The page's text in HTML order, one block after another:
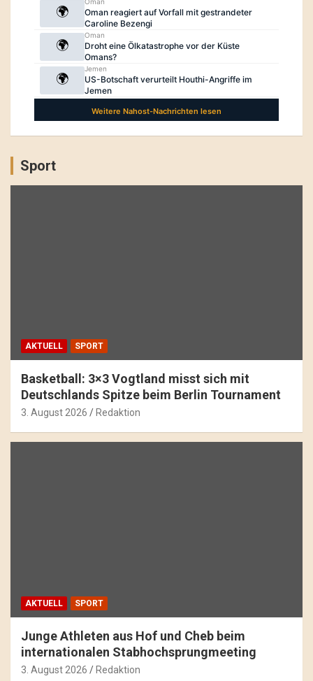
Sport
AKTUELL SPORT
Basketball: 3×3 Vogtland misst sich mit
Deutschlands Spitze beim Berlin Tournament
3. August 2026 Redaktion
AKTUELL SPORT
Junge Athleten aus Hof und Cheb beim
internationalen Stabhochsprungmeeting
3. August 2026 Redaktion